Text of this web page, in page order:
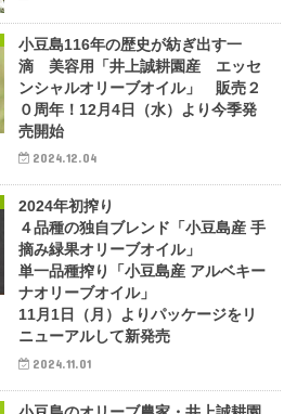
小豆島116年の歴史が紡ぎ出す一
滴 美容用「井上誠耕園産 エッセ
ンシャルオリーブオイル」 販売２
０周年！12月4日（水）より今季発
売開始
2024.12.04
2024年初搾り
４品種の独自ブレンド「小豆島産 手
摘み緑果オリーブオイル」
単一品種搾り「小豆島産 アルベキー
ナオリーブオイル」
11月1日（月）よりパッケージをリ
ニューアルして新発売
2024.11.01